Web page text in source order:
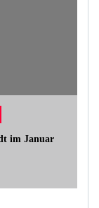
im Januar